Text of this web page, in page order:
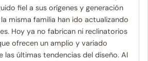
fiel a sus orígenes y generación
misma familia han ido actualizando
Hoy ya no fabrican ni reclinatorios
ofrecen un amplio y variado
las últimas tendencias del diseño. Al